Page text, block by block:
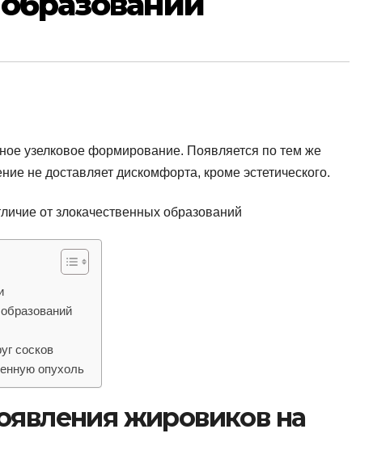
узелковое формирование. Появляется по тем же
не доставляет дискомфорта, кроме эстетического.
сосков
опухоль
жировиков на